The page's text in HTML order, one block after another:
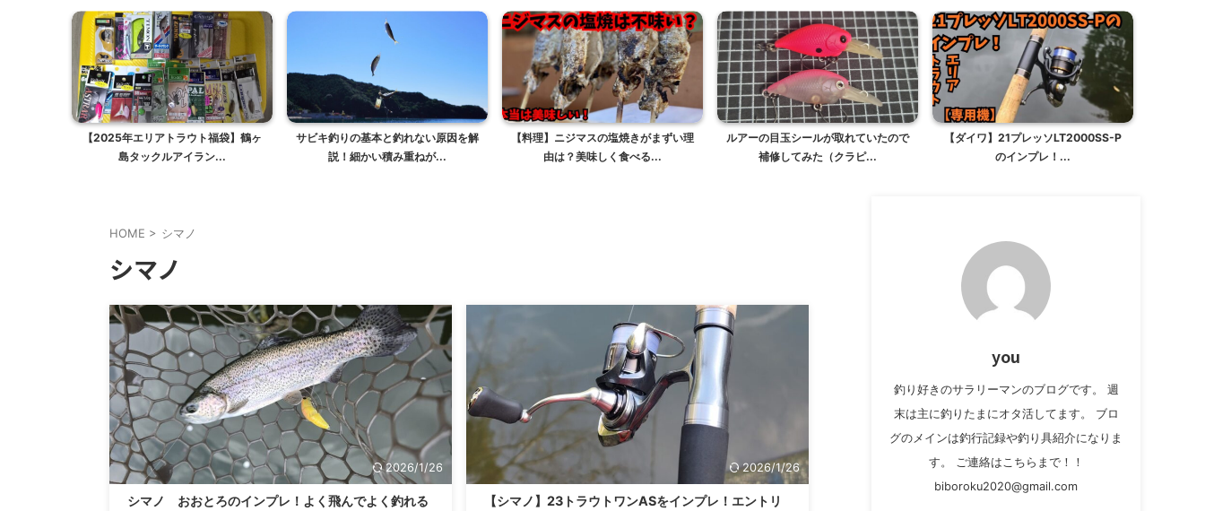
【2025年エリアトラウト福袋】鶴ヶ
島タックルアイラン...
サビキ釣りの基本と釣れない原因を解
説！細かい積み重ねが...
【料理】ニジマスの塩焼きがまずい理
由は？美味しく食べる...
ルアーの目玉シールが取れていたので
補修してみた（クラピ...
【ダイワ】21プレッソLT2000SS-P
のインプレ！...
HOME > シマノ
シマノ
2026/1/26
シマノ おおとろのインプレ！よく飛んでよく釣れる
2026/1/26
【シマノ】23トラウトワンASをインプレ！エントリ
you
釣り好きのサラリーマンのブログです。 週
末は主に釣りたまにオタ活してます。 ブロ
グのメインは釣行記録や釣り具紹介になりま
す。 ご連絡はこちらまで！！
biboroku2020@gmail.com